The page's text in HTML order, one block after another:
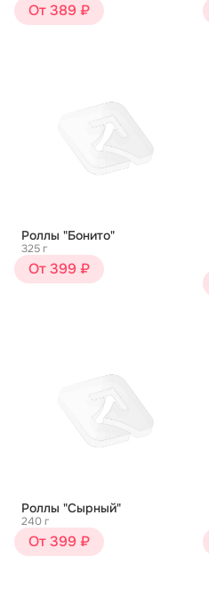
От 389 ₽
Роллы "Бонито"
325 г
От 399 ₽
Роллы "Сырный"
240 г
От 399 ₽